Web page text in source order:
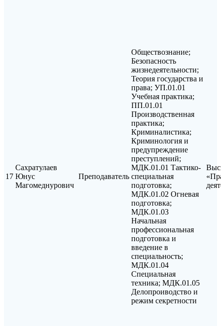
17
Сахратулаев
Юнус
Магомеднурович
Преподаватель
Обществознание;
Безопасность
жизнедеятельности;
Теория государства и
права; УП.01.01
Учебная практика;
ПП.01.01
Производственная
практика;
Криминалистика;
Криминология и
предупреждение
преступлений;
МДК.01.01 Тактико-
специальная
подготовка;
МДК.01.02 Огневая
подготовка;
МДК.01.03
Начальная
профессиональная
подготовка и
введение в
специальность;
МДК.01.04
Специальная
техника; МДК.01.05
Делопроиводство и
режим секретности